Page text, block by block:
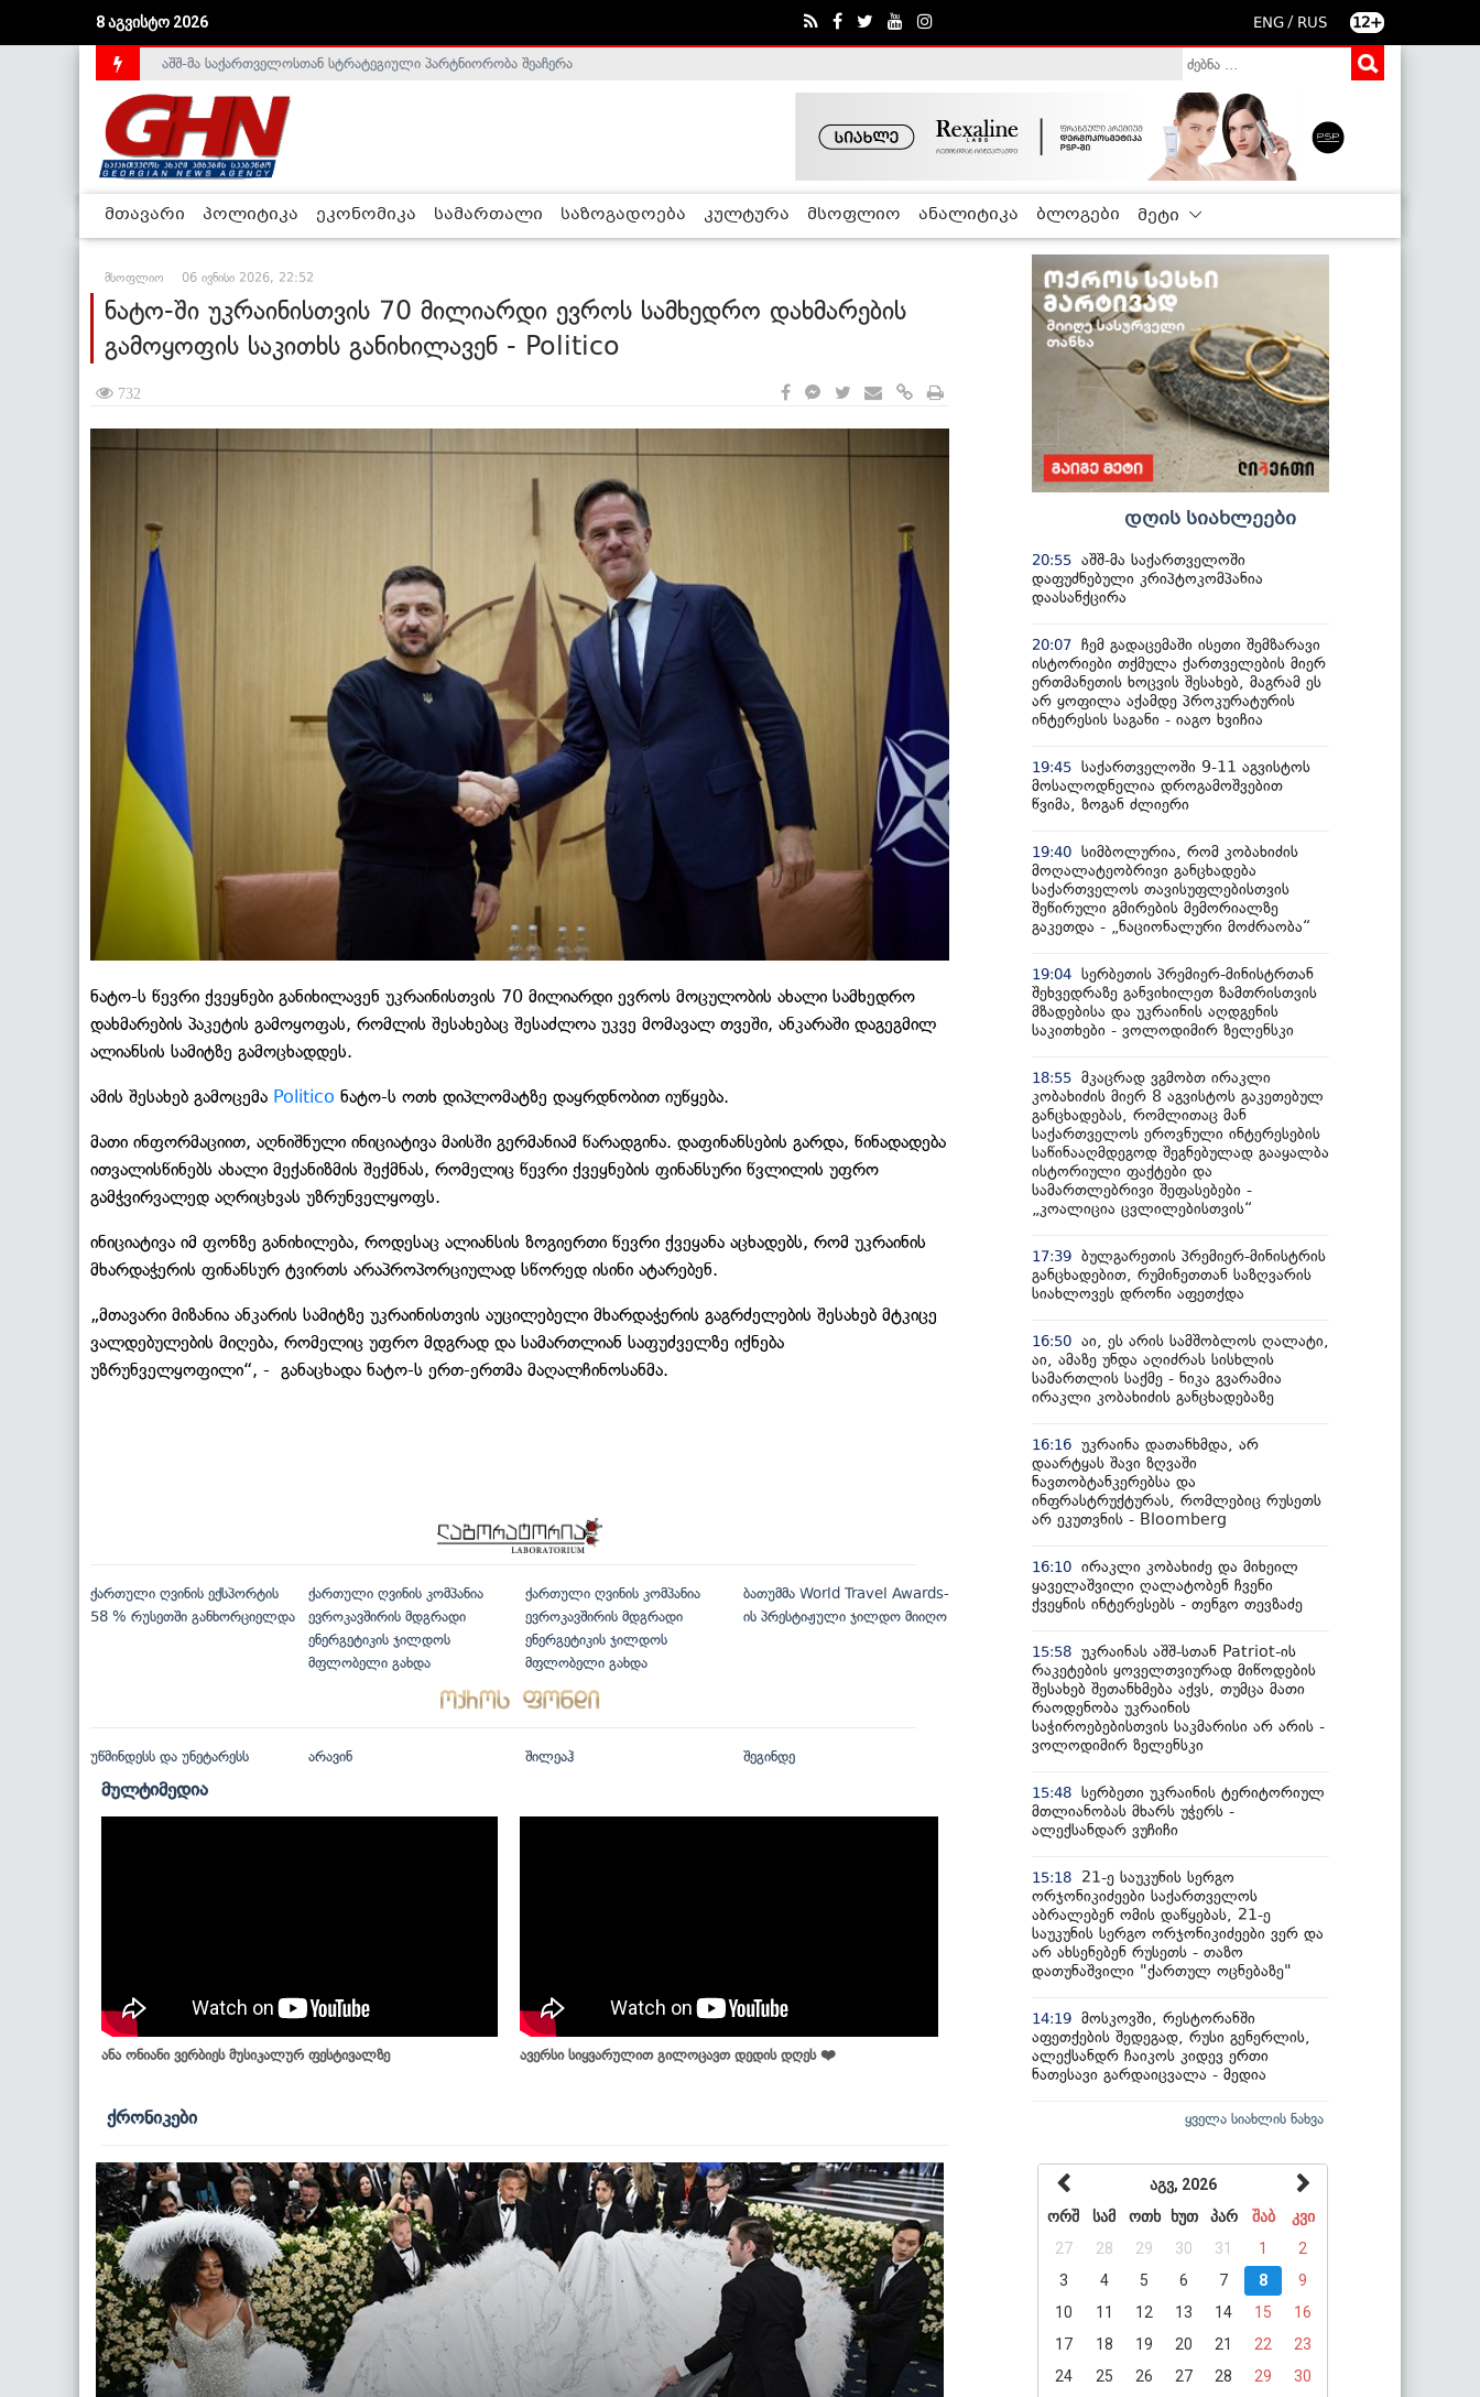
8 აგვისტო 2026 ENG / RUS 12+
საქართველოს დე-ფაქტო მთავრობა არალეგიტიმურია - ჰელსინკის კომისია
აშშ-მა საქართველოსთან სტრატეგიული პარტნიორობა შეაჩერა
მთავარი პოლიტიკა ეკონომიკა სამართალი საზოგადოება კულტურა მსოფლიო ანალიტიკა ბლოგები მეტი
მსოფლიო 06 ივნისი 2026, 22:52
ნატო-ში უკრაინისთვის 70 მილიარდი ევროს სამხედრო დახმარების
გამოყოფის საკითხს განიხილავენ - Politico
732
ნატო-ს წევრი ქვეყნები განიხილავენ უკრაინისთვის 70 მილიარდი ევროს მოცულობის ახალი სამხედრო
დახმარების პაკეტის გამოყოფას, რომლის შესახებაც შესაძლოა უკვე მომავალ თვეში, ანკარაში დაგეგმილ
ალიანსის სამიტზე გამოცხადდეს.
ამის შესახებ გამოცემა Politico ნატო-ს ოთხ დიპლომატზე დაყრდნობით იუწყება.
მათი ინფორმაციით, აღნიშნული ინიციატივა მაისში გერმანიამ წარადგინა. დაფინანსების გარდა, წინადადება
ითვალისწინებს ახალი მექანიზმის შექმნას, რომელიც წევრი ქვეყნების ფინანსური წვლილის უფრო
გამჭვირვალედ აღრიცხვას უზრუნველყოფს.
ინიციატივა იმ ფონზე განიხილება, როდესაც ალიანსის ზოგიერთი წევრი ქვეყანა აცხადებს, რომ უკრაინის
მხარდაჭერის ფინანსურ ტვირთს არაპროპორციულად სწორედ ისინი ატარებენ.
„მთავარი მიზანია ანკარის სამიტზე უკრაინისთვის აუცილებელი მხარდაჭერის გაგრძელების შესახებ მტკიცე
ვალდებულების მიღება, რომელიც უფრო მდგრად და სამართლიან საფუძველზე იქნება
უზრუნველყოფილი“, - განაცხადა ნატო-ს ერთ-ერთმა მაღალჩინოსანმა.
ქართული ღვინის ექსპორტის
58 % რუსეთში განხორციელდა
ქართული ღვინის კომპანია
ევროკავშირის მდგრადი
ენერგეტიკის ჯილდოს
მფლობელი გახდა
ქართული ღვინის კომპანია
ევროკავშირის მდგრადი
ენერგეტიკის ჯილდოს
მფლობელი გახდა
ბათუმმა World Travel Awards-
ის პრესტიჟული ჯილდო მიიღო
უწმინდესს და უნეტარესს არავინ შილეაჰ შეგინდე
მულტიმედია
ანა ონიანი ვერბიეს მუსიკალურ ფესტივალზე ავერსი სიყვარულით გილოცავთ დედის დღეს ❤️
ქრონიკები
დღის სიახლეები
20:55 აშშ-მა საქართველოში
დაფუძნებული კრიპტოკომპანია
დაასანქცირა
20:07 ჩემ გადაცემაში ისეთი შემზარავი
ისტორიები თქმულა ქართველების მიერ
ერთმანეთის ხოცვის შესახებ, მაგრამ ეს
არ ყოფილა აქამდე პროკურატურის
ინტერესის საგანი - იაგო ხვიჩია
19:45 საქართველოში 9-11 აგვისტოს
მოსალოდნელია დროგამოშვებით
წვიმა, ზოგან ძლიერი
19:40 სიმბოლურია, რომ კობახიძის
მოღალატეობრივი განცხადება
საქართველოს თავისუფლებისთვის
შეწირული გმირების მემორიალზე
გაკეთდა - „ნაციონალური მოძრაობა“
19:04 სერბეთის პრემიერ-მინისტრთან
შეხვედრაზე განვიხილეთ ზამთრისთვის
მზადებისა და უკრაინის აღდგენის
საკითხები - ვოლოდიმირ ზელენსკი
18:55 მკაცრად ვგმობთ ირაკლი
კობახიძის მიერ 8 აგვისტოს გაკეთებულ
განცხადებას, რომლითაც მან
საქართველოს ეროვნული ინტერესების
საწინააღმდეგოდ შეგნებულად გააყალბა
ისტორიული ფაქტები და
სამართლებრივი შეფასებები -
„კოალიცია ცვლილებისთვის“
17:39 ბულგარეთის პრემიერ-მინისტრის
განცხადებით, რუმინეთთან საზღვარის
სიახლოვეს დრონი აფეთქდა
16:50 აი, ეს არის სამშობლოს ღალატი,
აი, ამაზე უნდა აღიძრას სისხლის
სამართლის საქმე - ნიკა გვარამია
ირაკლი კობახიძის განცხადებაზე
16:16 უკრაინა დათანხმდა, არ
დაარტყას შავი ზღვაში
ნავთობტანკერებსა და
ინფრასტრუქტურას, რომლებიც რუსეთს
არ ეკუთვნის - Bloomberg
16:10 ირაკლი კობახიძე და მიხეილ
ყაველაშვილი ღალატობენ ჩვენი
ქვეყნის ინტერესებს - თენგო თევზაძე
15:58 უკრაინას აშშ-სთან Patriot-ის
რაკეტების ყოველთვიურად მიწოდების
შესახებ შეთანხმება აქვს, თუმცა მათი
რაოდენობა უკრაინის
საჭიროებებისთვის საკმარისი არ არის -
ვოლოდიმირ ზელენსკი
15:48 სერბეთი უკრაინის ტერიტორიულ
მთლიანობას მხარს უჭერს -
ალექსანდარ ვუჩიჩი
15:18
21-ე საუკუნის სერგო
ორჯონიკიძეები საქართველოს
აბრალებენ ომის დაწყებას, 21-ე
საუკუნის სერგო ორჯონიკიძეები ვერ და
არ ახსენებენ რუსეთს - თაზო
დათუნაშვილი "ქართულ ოცნებაზე"
14:19 მოსკოვში, რესტორანში
აფეთქების შედეგად, რუსი გენერლის,
ალექსანდრ ჩაიკოს კიდევ ერთი
ნათესავი გარდაიცვალა - მედია
ყველა სიახლის ნახვა
აგვ, 2026
ორშ
სამ ოთხ ხუთ პარ შაბ
კვი
27
28 29 30 31 1
2
3
4 5 6 7 8
9
10
11 12 13 14 15
16
17
18 19 20 21 22
23
24
25 26 27 28 29
30